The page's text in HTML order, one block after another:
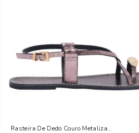
Rasteira De Dedo Couro Metalizada Prata